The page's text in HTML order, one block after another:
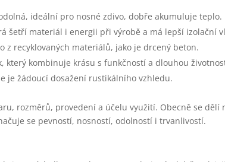
ideální pro nosné zdivo, dobře akumuluje teplo.
šetří materiál i energii při výrobě a má lepší izolační
z recyklovaných materiálů, jako je drcený beton.
který kombinuje krásu s funkčností a dlouhou
je žádoucí dosažení rustikálního vzhledu.
rozměrů, provedení a účelu využití. Obecně se
se pevností, nosností, odolností i trvanlivostí.